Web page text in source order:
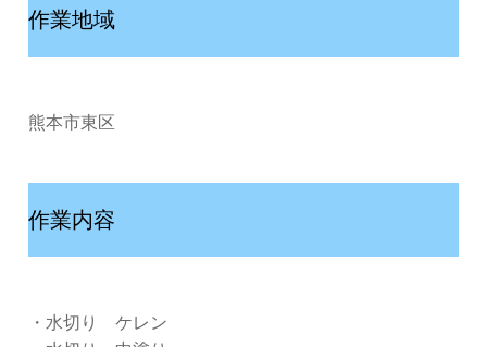
作業地域
熊本市東区
作業内容
・水切り ケレン